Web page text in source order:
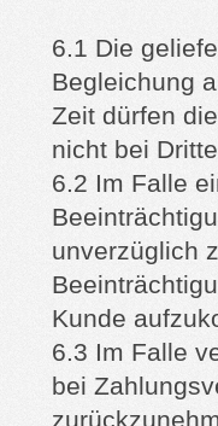
6.1 Die
Begleichung
Zeit dürfen
nicht bei
6.2 Im Falle
unverzüglich
Kunde
6.3 Im Falle
bei